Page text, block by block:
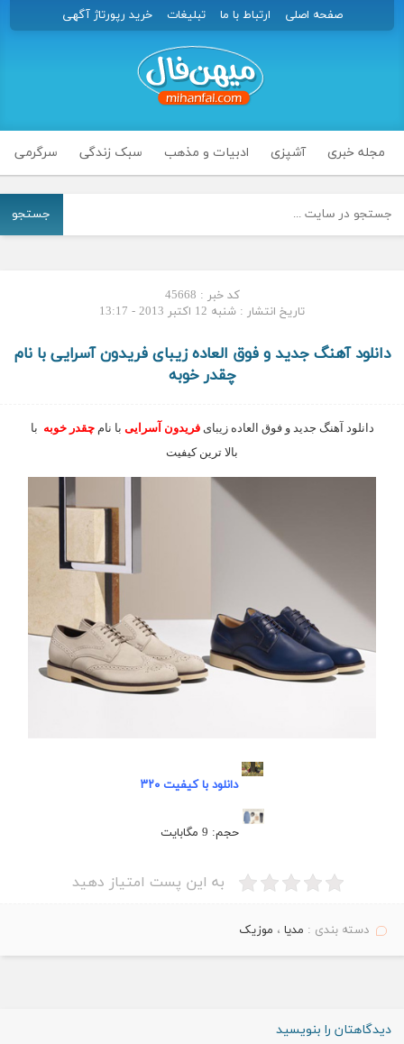
صفحه اصلی ارتباط با ما تبلیغات خرید رپورتاژ آگهی
مجله خبری آشپزی ادبیات و مذهب سبک زندگی سرگرمی
جستجو
کد خبر : 45668
تاریخ انتشار : شنبه 12 اکتبر 2013 - 13:17
دانلود آهنگ جدید و فوق العاده زیبای فریدون آسرایی با نام
چقدر خوبه
دانلود آهنگ جدید و فوق العاده زیبای فریدون آسرایی با نامچقدر خوبه با
بالا ترین کیفیت
دانلود با کیفیت ۳۲۰
حجم: 9 مگابایت
به این پست امتیاز دهید
دسته بندی : مدیا ، موزیک
دیدگاهتان را بنویسید